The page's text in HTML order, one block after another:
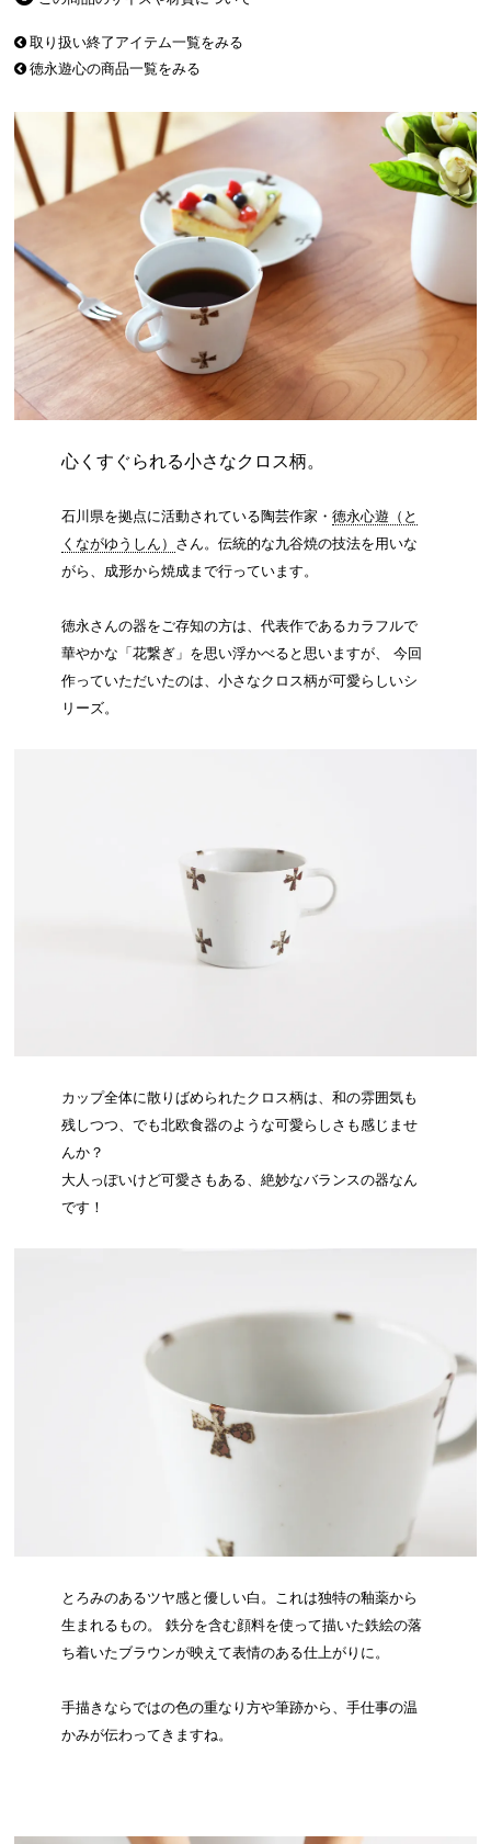
取り扱い終了アイテム一覧をみる
徳永遊心の商品一覧をみる
心くすぐられる小さなクロス柄。
石川県を拠点に活動されている陶芸作家・ 徳永心遊（と
くながゆうしん） さん。伝統的な九谷焼の技法を用いな
がら、成形から焼成まで行っています。
徳永さんの器をご存知の方は、代表作であるカラフルで
華やかな「花繋ぎ」を思い浮かべると思いますが、 今回
作っていただいたのは、小さなクロス柄が可愛らしいシ
リーズ。
カップ全体に散りばめられたクロス柄は、和の雰囲気も
残しつつ、でも北欧食器のような可愛らしさも感じませ
んか？
大人っぽいけど可愛さもある、絶妙なバランスの器なん
です！
とろみのあるツヤ感と優しい白。これは独特の釉薬から
生まれるもの。 鉄分を含む顔料を使って描いた鉄絵の落
ち着いたブラウンが映えて表情のある仕上がりに。
手描きならではの色の重なり方や筆跡から、手仕事の温
かみが伝わってきますね。